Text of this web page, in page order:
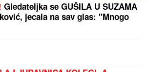
Gledateljka se GUŠILA U SUZAMA
jecala na sav glas: "Mnogo